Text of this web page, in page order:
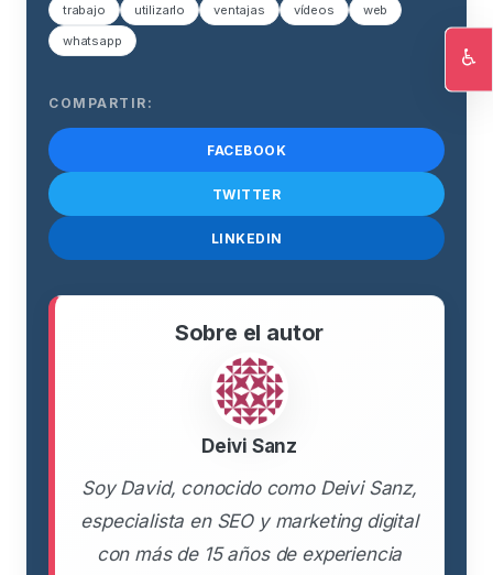
trabajo utilizarlo ventajas vídeos web
whatsapp
COMPARTIR:
FACEBOOK
TWITTER
LINKEDIN
Sobre el autor
Deivi Sanz
Soy David, conocido como Deivi Sanz,
especialista en SEO y marketing digital
con más de 15 años de experiencia
♿